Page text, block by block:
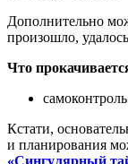
Дополнительно
произошло,
Что
Кстати,
и планирования